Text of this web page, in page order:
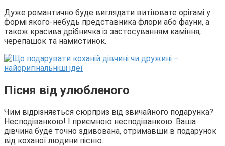
Дуже романтично буде виглядати витіювате орігамі у
формі якого-небудь представника флори або фауни, а
також красива дрібничка із застосуванням каміння,
черепашок та намистинок.
Пісня від улюбленого
Чим відрізняється сюрприз від звичайного подарунка?
Несподіванкою! І приємною несподіванкою. Ваша
дівчина буде точно здивована, отримавши в подарунок
від коханої людини пісню.